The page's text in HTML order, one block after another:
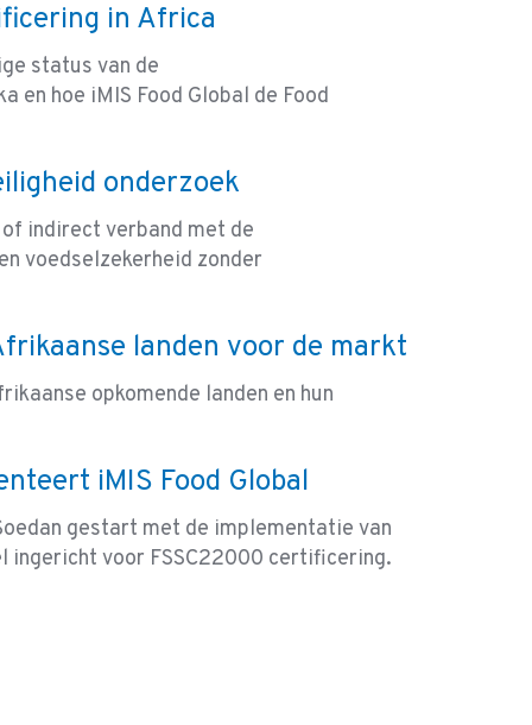
in Africa
status van de
hoe iMIS Food Global de Food
onderzoek
indirect verband met de
voedselzekerheid zonder
landen voor de markt
opkomende landen en hun
iMIS Food Global
gestart met de implementatie van
ingericht voor FSSC22000 certificering.